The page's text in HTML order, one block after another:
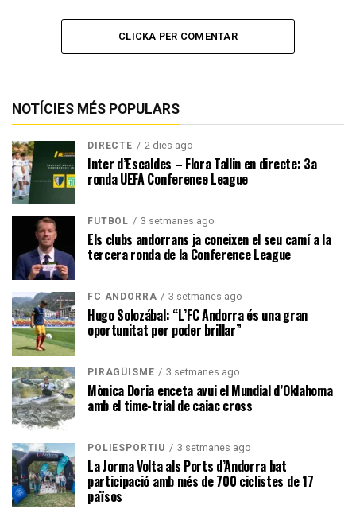
CLICKA PER COMENTAR
NOTÍCIES MÉS POPULARS
DIRECTE 2 dies ago
Inter d’Escaldes – Flora Tallin en directe: 3a
ronda UEFA Conference League
FUTBOL 3 setmanes ago
Els clubs andorrans ja coneixen el seu camí a la
tercera ronda de la Conference League
FC ANDORRA 3 setmanes ago
Hugo Solozábal: “L’FC Andorra és una gran
oportunitat per poder brillar”
PIRAGÜISME 3 setmanes ago
Mònica Doria enceta avui el Mundial d’Oklahoma
amb el time-trial de caiac cross
POLIESPORTIU 3 setmanes ago
La Jorma Volta als Ports d’Andorra bat
participació amb més de 700 ciclistes de 17
països